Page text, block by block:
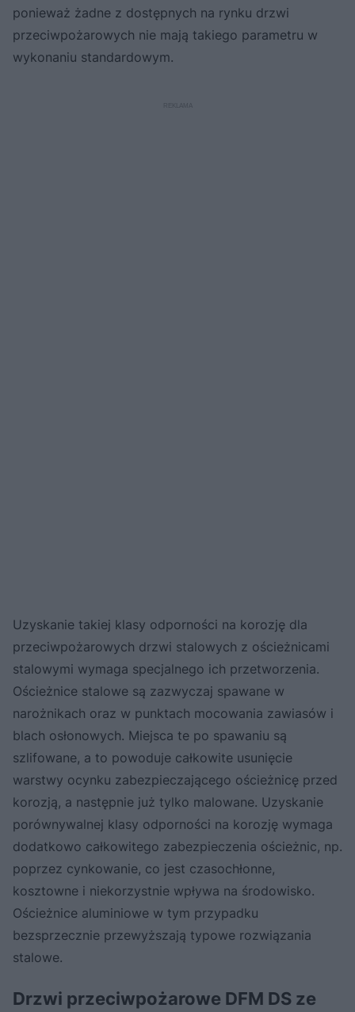
ponieważ żadne z dostępnych na rynku drzwi
przeciwpożarowych nie mają takiego parametru w
wykonaniu standardowym.
Uzyskanie takiej klasy odporności na korozję dla
przeciwpożarowych drzwi stalowych z ościeżnicami
stalowymi wymaga specjalnego ich przetworzenia.
Ościeżnice stalowe są zazwyczaj spawane w
narożnikach oraz w punktach mocowania zawiasów i
blach osłonowych. Miejsca te po spawaniu są
szlifowane, a to powoduje całkowite usunięcie
warstwy ocynku zabezpieczającego ościeżnicę przed
korozją, a następnie już tylko malowane. Uzyskanie
porównywalnej klasy odporności na korozję wymaga
dodatkowo całkowitego zabezpieczenia ościeżnic, np.
poprzez cynkowanie, co jest czasochłonne,
kosztowne i niekorzystnie wpływa na środowisko.
Ościeżnice aluminiowe w tym przypadku
bezsprzecznie przewyższają typowe rozwiązania
stalowe.
Drzwi przeciwpożarowe DFM DS ze